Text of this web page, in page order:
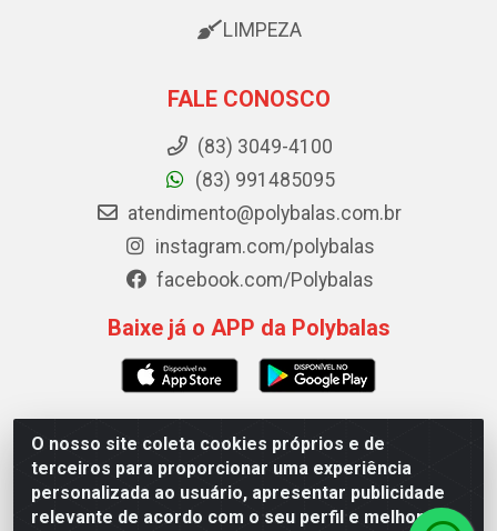
O nosso site coleta cookies próprios e de
terceiros para proporcionar uma experiência
personalizada ao usuário, apresentar publicidade
relevante de acordo com o seu perfil e melhorar a
LIMPEZA
FALE CONOSCO
(83) 3049-4100
(83) 991485095
atendimento@polybalas.com.br
instagram.com/polybalas
facebook.com/Polybalas
Baixe já o APP da Polybalas
Polybalas - Rua João Miguel de Souza, 173 Galpão B -
Ernesto Geisel, João Pessoa/PB - CEP 58.075-075 - CNPJ
00.909.327/0002-61